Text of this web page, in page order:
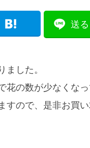
送る
ました。
花の数が少なくな
すので、是非お買